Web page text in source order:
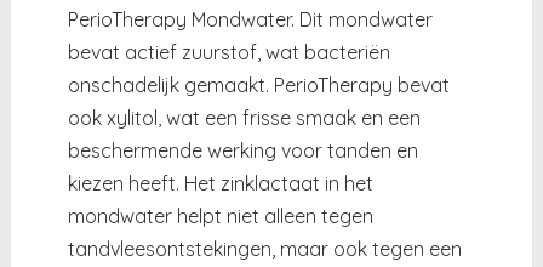
PerioTherapy Mondwater. Dit mondwater
bevat actief zuurstof, wat bacteriën
onschadelijk gemaakt. PerioTherapy bevat
ook xylitol, wat een frisse smaak en een
beschermende werking voor tanden en
kiezen heeft. Het zinklactaat in het
mondwater helpt niet alleen tegen
tandvleesontstekingen, maar ook tegen een